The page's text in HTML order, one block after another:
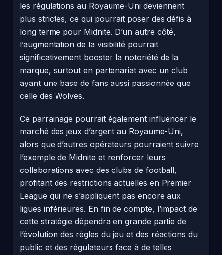
les régulations au Royaume-Uni deviennent
plus strictes, ce qui pourrait poser des défis à
long terme pour Midnite. D’un autre côté,
l’augmentation de la visibilité pourrait
significativement booster la notoriété de la
marque, surtout en partenariat avec un club
ayant une base de fans aussi passionnée que
celle des Wolves.
Ce parrainage pourrait également influencer le
marché des jeux d’argent au Royaume-Uni,
alors que d’autres opérateurs pourraient suivre
l’exemple de Midnite et renforcer leurs
collaborations avec des clubs de football,
profitant des restrictions actuelles en Premier
League qui ne s’appliquent pas encore aux
ligues inférieures. En fin de compte, l’impact de
cette stratégie dépendra en grande partie de
l’évolution des règles du jeu et des réactions du
public et des régulateurs face à de telles